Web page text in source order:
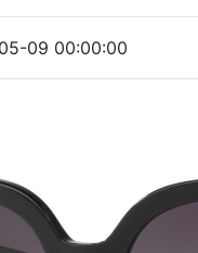
09 00:00:00